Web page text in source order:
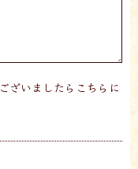
ざいましたらこちらに